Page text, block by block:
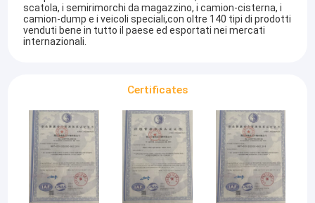
scatola, i semirimorchi da magazzino, i camion-cisterna, i
camion-dump e i veicoli speciali,con oltre 140 tipi di prodotti
venduti bene in tutto il paese ed esportati nei mercati
internazionali.
Certificates